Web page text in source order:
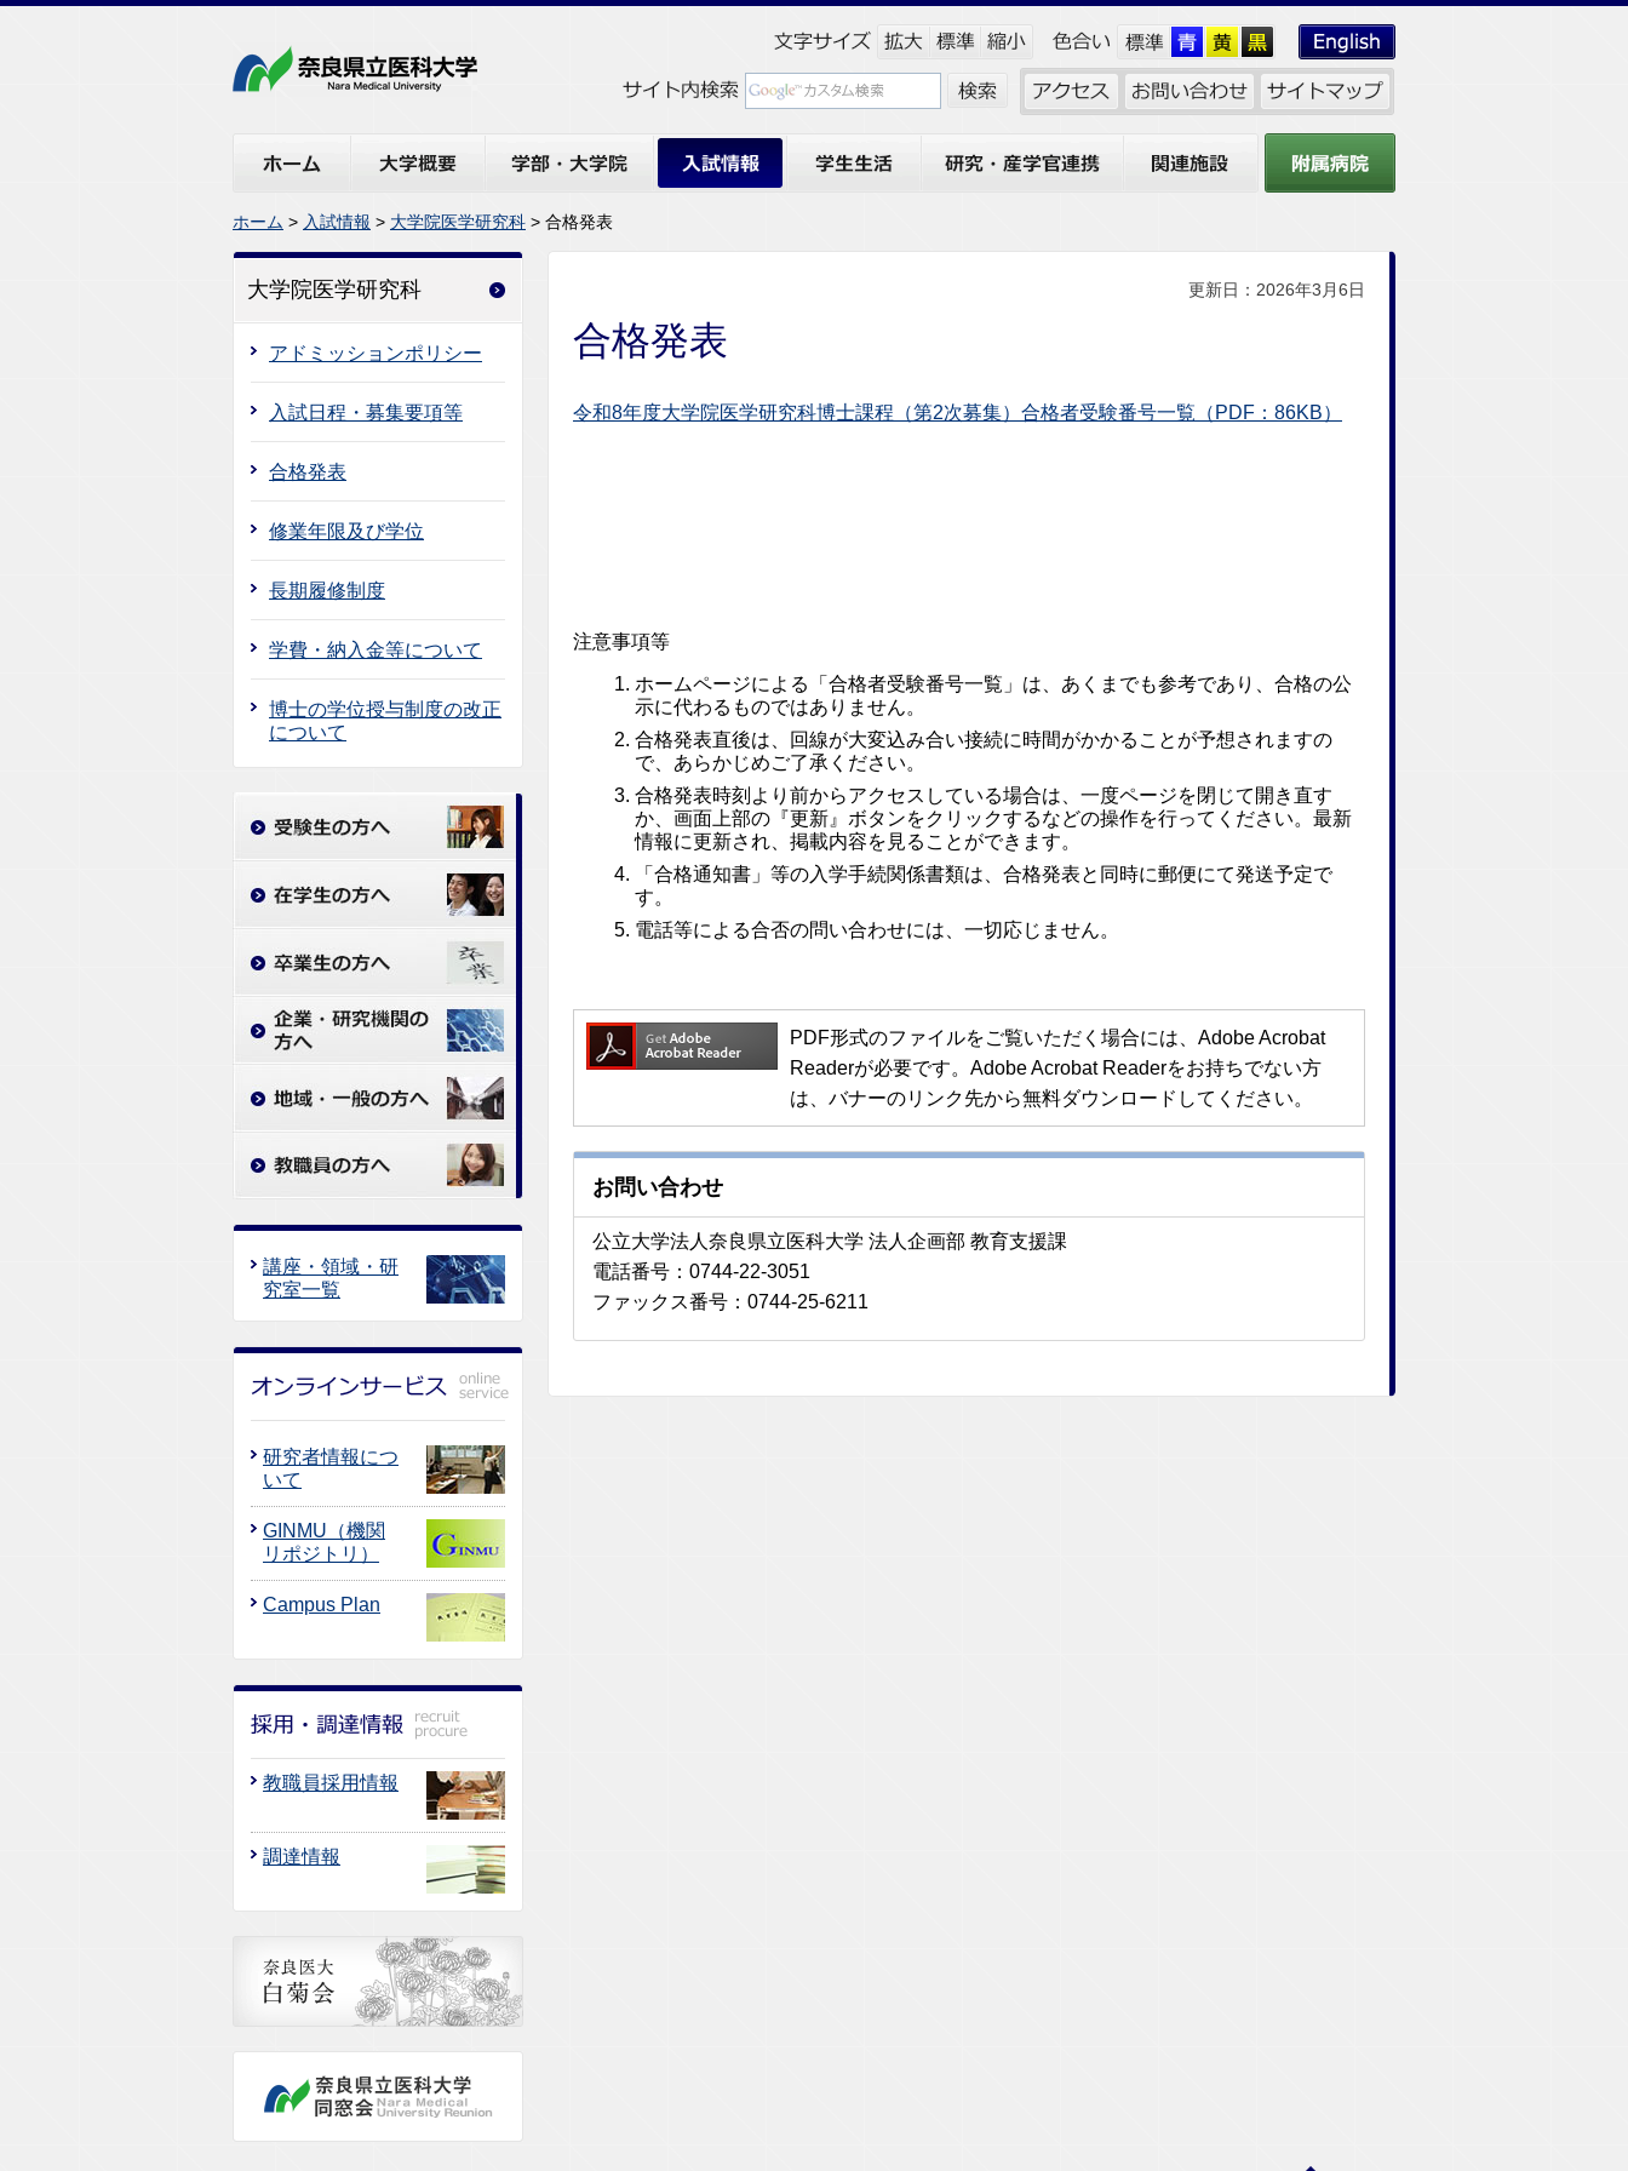
入試情報
ホーム > 入試情報 > 大学院医学研究科 > 合格発表
大学院医学研究科
アドミッションポリシー
入試日程・募集要項等
合格発表
修業年限及び学位
長期履修制度
学費・納入金等について
博士の学位授与制度の改正
について
講座・領域・研
究室一覧
研究者情報につ
いて
GINMU（機関
リポジトリ）
Campus Plan
教職員採用情報
調達情報
更新日：2026年3月6日
合格発表
令和8年度大学院医学研究科博士課程（第2次募集）合格者受験番号一覧（PDF：86KB）
注意事項等
ホームページによる「合格者受験番号一覧」は、あくまでも参考であり、合格の公
示に代わるものではありません。
合格発表直後は、回線が大変込み合い接続に時間がかかることが予想されますの
で、あらかじめご了承ください。
合格発表時刻より前からアクセスしている場合は、一度ページを閉じて開き直す
か、画面上部の『更新』ボタンをクリックするなどの操作を行ってください。最新
情報に更新され、掲載内容を見ることができます。
「合格通知書」等の入学手続関係書類は、合格発表と同時に郵便にて発送予定で
す。
電話等による合否の問い合わせには、一切応じません。
PDF形式のファイルをご覧いただく場合には、Adobe Acrobat
Readerが必要です。Adobe Acrobat Readerをお持ちでない方
は、バナーのリンク先から無料ダウンロードしてください。
お問い合わせ
公立大学法人奈良県立医科大学 法人企画部 教育支援課
電話番号：0744-22-3051
ファックス番号：0744-25-6211